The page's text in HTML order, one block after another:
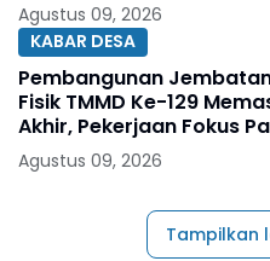
Agustus 09, 2026
KABAR DESA
Pembangunan
Fisik TMMD Ke-129
Akhir, Pekerjaan Fokus
Pendukung Jembatan
Agustus 09, 2026
Tampilkan